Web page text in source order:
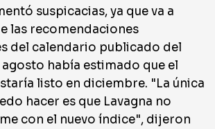
suspicacias, ya que va a
las recomendaciones
del calendario publicado del
agosto había estimado que el
listo en diciembre. "La única
hacer es que Lavagna no
con el nuevo índice", dijeron